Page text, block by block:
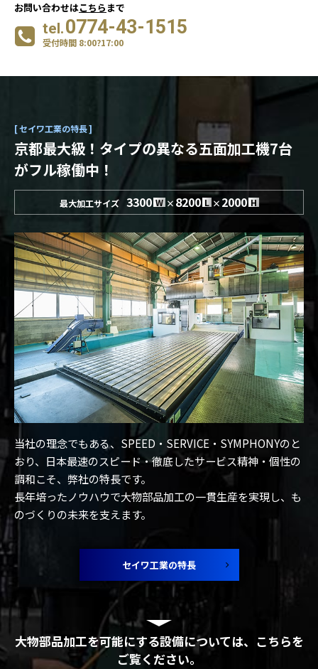
お問い合わせはこちら まで
tel.0774-43-1515
受付時間 8:00?17:00
セイワ工業の特長
京都最大級！ タイプの異なる五面加工機7台
がフル稼働中！
最大加工サイズ 3300 W × 8200 L × 2000 H
当社の理念でもある、SPEED・SERVICE・SYMPHONYのと
おり、日本最速のスピード・徹底したサービス精神・個性の
調和こそ、弊社の特長です。
長年培ったノウハウで大物部品加工の一貫生産を実現し、も
のづくりの未来を支えます。
セイワ工業の特長
大物部品加工を可能にする設備については、こちらを
ご覧ください。